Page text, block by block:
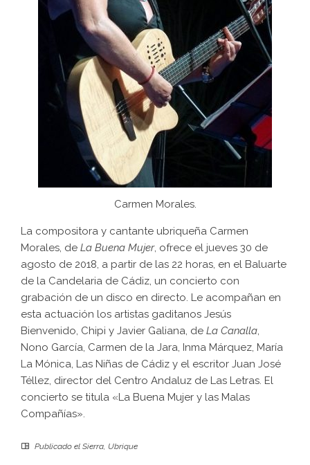
Carmen Morales.
La compositora y cantante ubriqueña Carmen
Morales, de La Buena Mujer, ofrece el jueves 30 de
agosto de 2018, a partir de las 22 horas, en el Baluarte
de la Candelaria de Cádiz, un concierto con
grabación de un disco en directo. Le acompañan en
esta actuación los artistas gaditanos Jesús
Bienvenido, Chipi y Javier Galiana, de La Canalla,
Nono García, Carmen de la Jara, Inma Márquez, María
La Mónica, Las Niñas de Cádiz y el escritor Juan José
Téllez, director del Centro Andaluz de Las Letras. El
concierto se titula «La Buena Mujer y las Malas
Compañías».
Publicado el Sierra, Ubrique